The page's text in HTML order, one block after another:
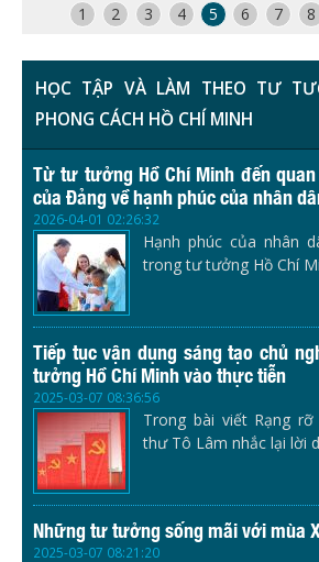
1 2 3 4 5 6 7 8
HỌC TẬP VÀ LÀM THEO TƯ
PHONG CÁCH HỒ CHÍ MINH
Từ tư tưởng Hồ Chí Minh đến
của Đảng về hạnh phúc của nhân
2026-04-01 02:26:32
Hạnh phúc của nhân
trong tư tưởng Hồ Chí
Tiếp tục vận dụng sáng tạo chủ
tưởng Hồ Chí Minh vào thực tiễn
2025-03-07 08:36:56
Trong bài viết Rạng
thư Tô Lâm nhắc lại lời
Những tư tưởng sống mãi với mùa
2025-03-07 08:21:20